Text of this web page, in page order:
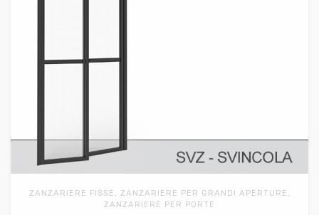
ZANZARIERE FISSE, ZANZARIERE PER GRANDI APERTURE,
ZANZARIERE PER PORTE